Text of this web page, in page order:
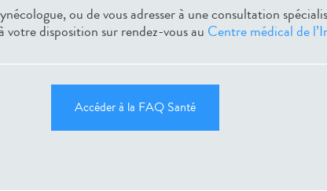
ou de vous adresser à une consultation
disposition sur rendez-vous au Centre médical de
Accéder à la FAQ Santé